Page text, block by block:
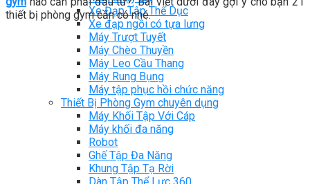
Xe Đạp Tập Thể Dục
Xe đạp ngồi có tựa lưng
Máy Trượt Tuyết
Máy Chèo Thuyền
Máy Leo Cầu Thang
Máy Rung Bụng
Máy tập phục hồi chức năng
Thiết Bị Phòng Gym chuyên dụng
Máy Khối Tập Với Cáp
Máy khối đa năng
Robot
Ghế Tập Đa Năng
Khung Tập Tạ Rời
thiết bị phòng gym cần có nhé.